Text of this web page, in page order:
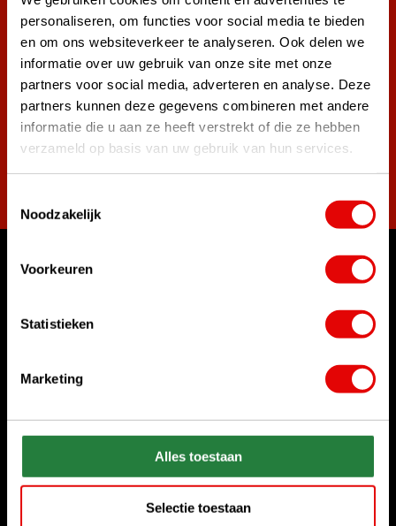
personaliseren, om functies voor social media te bieden
en om ons websiteverkeer te analyseren. Ook delen we
informatie over uw gebruik van onze site met onze
partners voor social media, adverteren en analyse. Deze
partners kunnen deze gegevens combineren met andere
informatie die u aan ze heeft verstrekt of die ze hebben
verzameld op basis van uw gebruik van hun services.
Noodzakelijk
Voorkeuren
Statistieken
Marketing
Alles toestaan
Selectie toestaan
Mehr als 38.000 Kunden haben sich bereits
angemeldet.
Melde dich für den Newsletter an und verpasse nie wieder
die besten Golfangebote!
Womit können wir Ihnen helfen?
Rufen Sie uns an
Chatten Sie mit uns
Senden Sie uns eine E-Mail
sales@golfdriver.nl